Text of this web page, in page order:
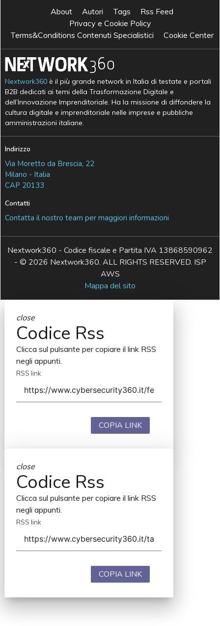
About Autori Tags
Rss Feed
Privacy e Cookie Policy
Terms&Conditions Contenuti Specialistici
Cookie Center
Nextwork360 è il più grande network in Italia di testate e portali
B2B dedicati ai temi della Trasformazione Digitale e
dell’Innovazione Imprenditoriale. Ha la missione di diffondere la
cultura digitale e imprenditoriale nelle imprese e pubbliche
amministrazioni italiane.
Indirizzo
Via Moretto da Brescia, 22
Milano - Italia
CAP 20133
Contatti
Contatta il nostro team per maggiori informazioni
Nextwork360 - Codice fiscale e Partita IVA 13868590962
- © 2026 Nextwork360. ALL RIGHTS RESERVED. ISP
AWS
Mappa del sito
close
Codice Rss
Clicca sul pulsante per copiare il link RSS
negli appunti.
RSS link
COPIA LINK
close
Codice Rss
Clicca sul pulsante per copiare il link RSS
negli appunti.
RSS link
COPIA LINK